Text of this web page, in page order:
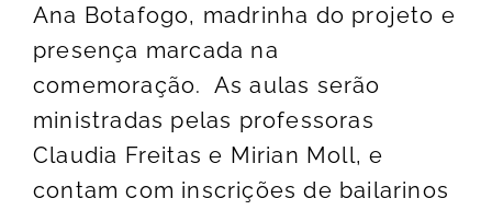
Ana Botafogo, madrinha do projeto e
presença marcada na
comemoração. As aulas serão
ministradas pelas professoras
Claudia Freitas e Mirian Moll, e
contam com inscrições de bailarinos